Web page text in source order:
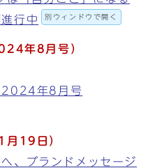
行中
別ウィンドウで開く
年8 月号）
年8月号
月19 日）
、ブランドメッセージ